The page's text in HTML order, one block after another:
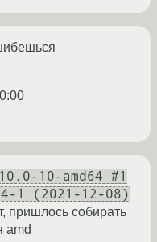
10-amd64 #1
1 (2021-12-08)
пришлось собирать
amd